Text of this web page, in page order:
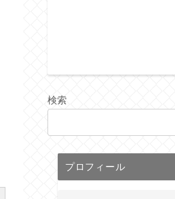
検索
プロフィール